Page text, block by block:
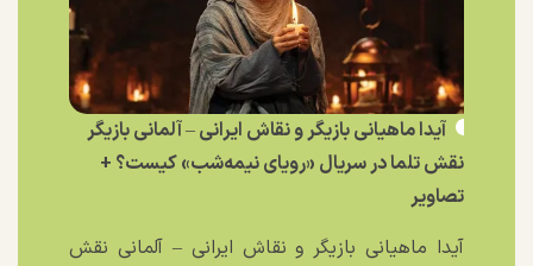
آیدا ماهیانی بازیگر و نقاش ایرانی – آلمانی بازیگر
نقش تلما در سریال «رویای نیمه‌شب» کیست؟ +
تصاویر
آیدا ماهیانی بازیگر و نقاش ایرانی – آلمانی نقش